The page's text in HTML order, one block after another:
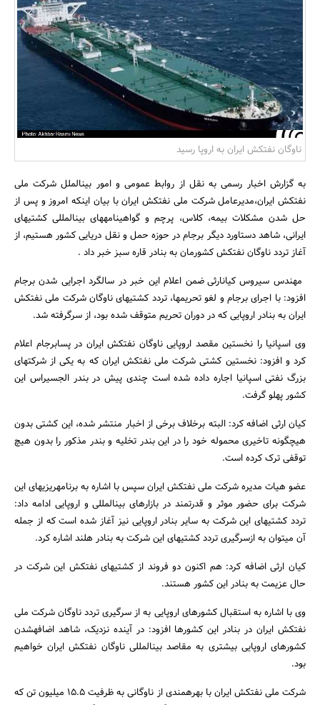
بانک، بیمه و سرمایه
مسکن و ساختمان
ناوگان نفتکش ایران به اروپا رسید
به گزارش اخبار رسمی به نقل از روابط عمومی و امور بین‎الملل شرکت ملی
نفتکش ایران،مدیرعامل شرکت ملی نفتکش ایران با بیان اینکه امروز و پس از
حل شدن مشکلات بیمه، کلاس، پرچم و گواهینامه‎های بین‎المللی کشتی‏‎های
ایرانی، شاهد دستاورد دیگر برجام در حوزه حمل و نقل دریایی کشور هستیم، از
آغاز تردد ناوگان نفتکش کشورمان به بنادر قاره سبز خبر داد .
مهندس سیروس کیان‎ارثی ضمن اعلام این خبر در سالگرد اجرایی شدن برجام
افزود: با اجرای برجام و لغو تحریم‎ها، تردد کشتی‎های ناوگان شرکت ملی نفتکش
ایران به بنادر اروپایی که در دوران تحریم متوقف شده بود، از سرگرفته شد.
وی اسپانیا را نخستین مقصد اروپایی ناوگان نفتکش ایران در پسابرجام اعلام
کرد و افزود: نخستین کشتی شرکت ملی نفتکش ایران که به یکی از شرکت‎های
بزرگ نفتی اسپانیا اجاره داده شده است چندی پیش در بندر الجسیراس این
کشور پهلو گرفت.
کیان ارثی اضافه کرد: البته برخلاف برخی از اخبار منتشر شده، این کشتی بدون
هیچ‎گونه تاخیری محموله خود را در این بندر تخلیه و بندر مذکور را بدون هیچ
توقفی ترک کرده است.
عضو هیات مدیره شرکت ملی نفتکش ایران سپس با اشاره به برنامه‎ریزی‎های این
شرکت برای حضور موثر و قدرتمند در بازارهای بین‎المللی و اروپایی ادامه داد:
تردد کشتی‎های این شرکت به سایر بنادر اروپایی نیز آغاز شده است که از جمله
آن می‎توان به ازسرگیری تردد کشتی‎های این شرکت به بنادر هلند اشاره کرد.
کیان ارثی اضافه کرد: هم اکنون دو فروند از کشتی‎های نفتکش این شرکت در
حال عزیمت به بنادر این کشور هستند.
وی با اشاره به استقبال کشورهای اروپایی به از سرگیری تردد ناوگان شرکت ملی
نفتکش ایران در بنادر این کشورها افزود: در آینده نزدیک، شاهد اضافه‎شدن
کشورهای اروپایی بیشتری به مقاصد بین‎المللی ناوگان نفتکش ایران خواهیم
بود.
شرکت ملی نفتکش ایران با بهره‎مندی از ناوگانی به ظرفیت 15.5 میلیون تن‎ که